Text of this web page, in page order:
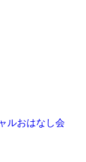
ルおはなし会